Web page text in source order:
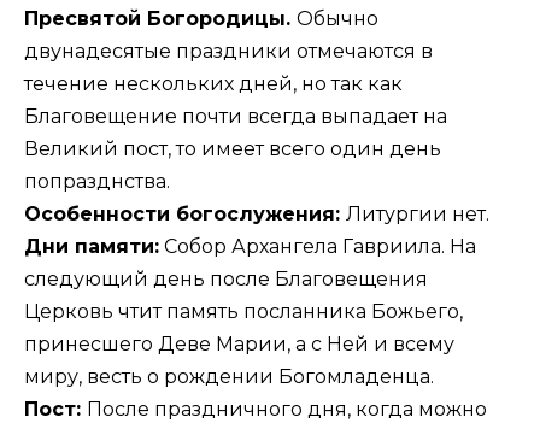
Пресвятой Богородицы. Обычно
двунадесятые праздники отмечаются в
течение нескольких дней, но так как
Благовещение почти всегда выпадает на
Великий пост, то имеет всего один день
попразднства.
Особенности богослужения: Литургии нет.
Дни памяти: Собор Архангела Гавриила. На
следующий день после Благовещения
Церковь чтит память посланника Божьего,
принесшего Деве Марии, а с Ней и всему
миру, весть о рождении Богомладенца.
Пост: После праздничного дня, когда можно